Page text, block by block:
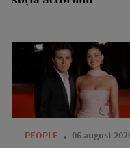
— PEOPLE 06 august